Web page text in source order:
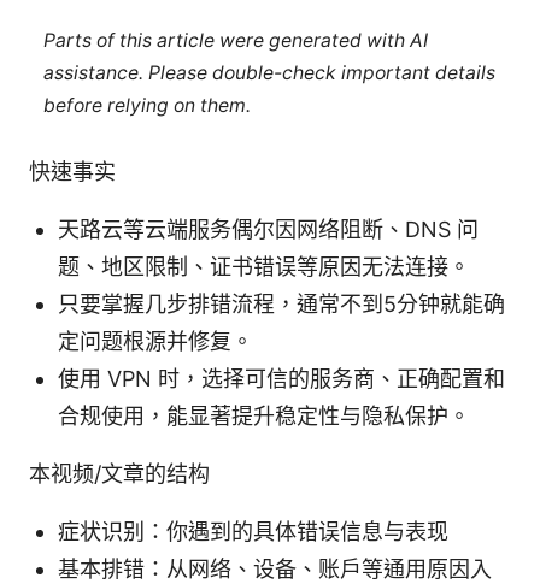
Parts of this article were generated with AI
assistance. Please double-check important details
before relying on them.
快速事实
天路云等云端服务偶尔因网络阻断、DNS 问
题、地区限制、证书错误等原因无法连接。
只要掌握几步排错流程，通常不到5分钟就能确
定问题根源并修复。
使用 VPN 时，选择可信的服务商、正确配置和
合规使用，能显著提升稳定性与隐私保护。
本视频/文章的结构
症状识别：你遇到的具体错误信息与表现
基本排错：从网络、设备、账户等通用原因入